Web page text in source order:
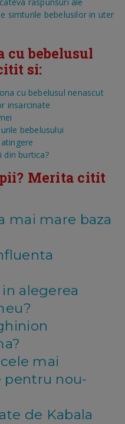
simturile bebelusilor in uter
cu bebelusul
si:
cu bebelusul nenascut
insarcinate
bebelusului
din burtica?
Merita citit
mai mare baza
alegerea
mai
pentru nou-
de Kabala